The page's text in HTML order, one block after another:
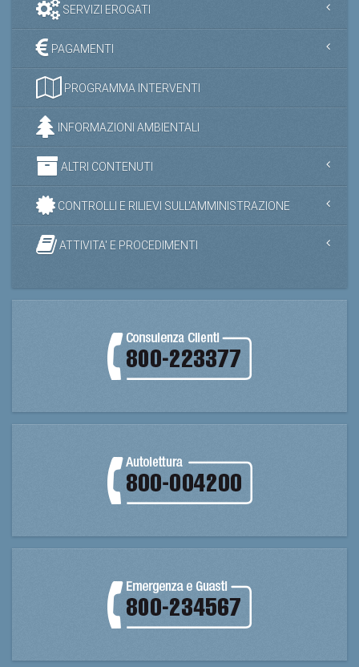
SERVIZI EROGATI
PAGAMENTI
PROGRAMMA INTERVENTI
INFORMAZIONI AMBIENTALI
ALTRI CONTENUTI
CONTROLLI E RILIEVI SULL'AMMINISTRAZIONE
ATTIVITA' E PROCEDIMENTI